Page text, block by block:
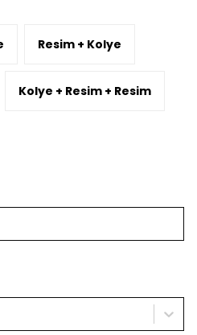
Resim + Kolye
Kolye + Resim + Resim